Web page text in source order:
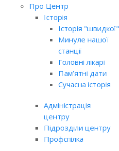
Про Центр
Історія
Історія "швидкої"
Минуле нашої
станції
Головні лікарі
Пам’ятні дати
Сучасна історія
Адміністрація
центру
Підрозділи центру
Профспілка